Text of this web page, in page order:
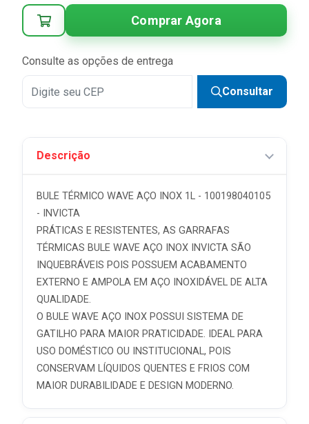
Comprar Agora
Consulte as opções de entrega
Consultar
Descrição
BULE TÉRMICO WAVE AÇO INOX 1L - 100198040105
- INVICTA
PRÁTICAS E RESISTENTES, AS GARRAFAS
TÉRMICAS BULE WAVE AÇO INOX INVICTA SÃO
INQUEBRÁVEIS POIS POSSUEM ACABAMENTO
EXTERNO E AMPOLA EM AÇO INOXIDÁVEL DE ALTA
QUALIDADE.
O BULE WAVE AÇO INOX POSSUI SISTEMA DE
GATILHO PARA MAIOR PRATICIDADE. IDEAL PARA
USO DOMÉSTICO OU INSTITUCIONAL, POIS
CONSERVAM LÍQUIDOS QUENTES E FRIOS COM
MAIOR DURABILIDADE E DESIGN MODERNO.